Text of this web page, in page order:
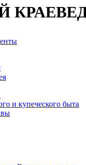
и купеческого быта